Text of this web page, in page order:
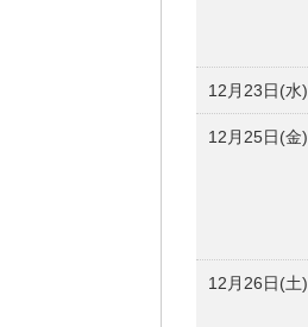
12月23日(水)
12月25日(金)
12月26日(土)